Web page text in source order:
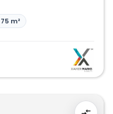
75 m²